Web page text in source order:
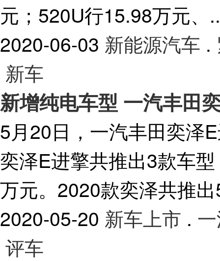
元；520U行15.98万元
2020-06-03 新能源汽车 .
新车
新增纯电车型 一汽丰田
5月20日，一汽丰田奕泽
奕泽E进擎共推出3款车
万元。2020款奕泽共推
2020-05-20 新车上市 .
评车